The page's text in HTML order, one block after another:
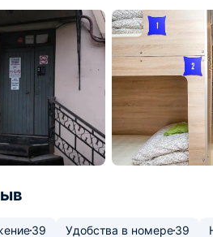
39 Удобства в номере39